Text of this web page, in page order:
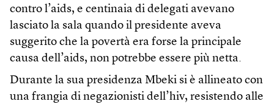
contro l’aids, e centinaia di delegati avevano
lasciato la sala quando il presidente aveva
suggerito che la povertà era forse la principale
causa dell’aids, non potrebbe essere più netta.
Durante la sua presidenza Mbeki si è allineato con
una frangia di negazionisti dell’hiv, resistendo alle